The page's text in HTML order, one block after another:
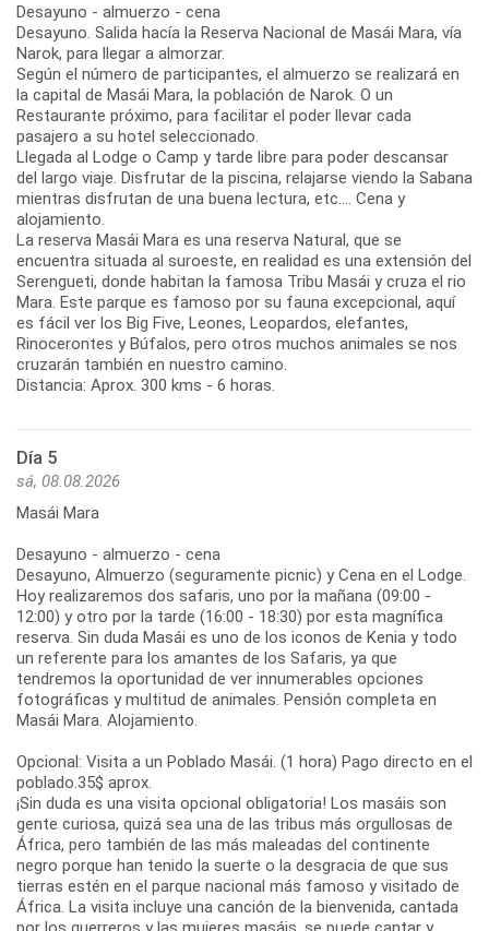
Desayuno - almuerzo - cena
Desayuno. Salida hacía la Reserva Nacional de Masái Mara, vía
Narok, para llegar a almorzar.
Según el número de participantes, el almuerzo se realizará en
la capital de Masái Mara, la población de Narok. O un
Restaurante próximo, para facilitar el poder llevar cada
pasajero a su hotel seleccionado.
Llegada al Lodge o Camp y tarde libre para poder descansar
del largo viaje. Disfrutar de la piscina, relajarse viendo la Sabana
mientras disfrutan de una buena lectura, etc.... Cena y
alojamiento.
La reserva Masái Mara es una reserva Natural, que se
encuentra situada al suroeste, en realidad es una extensión del
Serengueti, donde habitan la famosa Tribu Masái y cruza el rio
Mara. Este parque es famoso por su fauna excepcional, aquí
es fácil ver los Big Five, Leones, Leopardos, elefantes,
Rinocerontes y Búfalos, pero otros muchos animales se nos
cruzarán también en nuestro camino.
Distancia: Aprox. 300 kms - 6 horas.
Día 5
sá, 08.08.2026
Masái Mara
Desayuno - almuerzo - cena
Desayuno, Almuerzo (seguramente picnic) y Cena en el Lodge.
Hoy realizaremos dos safaris, uno por la mañana (09:00 -
12:00) y otro por la tarde (16:00 - 18:30) por esta magnífica
reserva. Sin duda Masái es uno de los iconos de Kenia y todo
un referente para los amantes de los Safaris, ya que
tendremos la oportunidad de ver innumerables opciones
fotográficas y multitud de animales. Pensión completa en
Masái Mara. Alojamiento.
Opcional: Visita a un Poblado Masái. (1 hora) Pago directo en el
poblado.35$ aprox.
¡Sin duda es una visita opcional obligatoria! Los masáis son
gente curiosa, quizá sea una de las tribus más orgullosas de
África, pero también de las más maleadas del continente
negro porque han tenido la suerte o la desgracia de que sus
tierras estén en el parque nacional más famoso y visitado de
África. La visita incluye una canción de la bienvenida, cantada